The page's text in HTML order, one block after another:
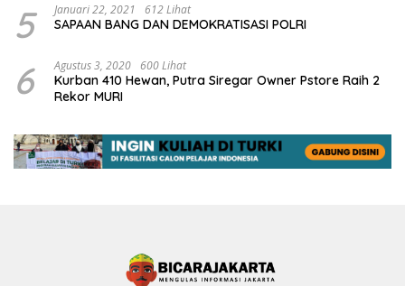
5 Januari 22, 2021 612 Lihat
SAPAAN BANG DAN DEMOKRATISASI POLRI
6 Agustus 3, 2020 600 Lihat
Kurban 410 Hewan, Putra Siregar Owner Pstore Raih 2
Rekor MURI